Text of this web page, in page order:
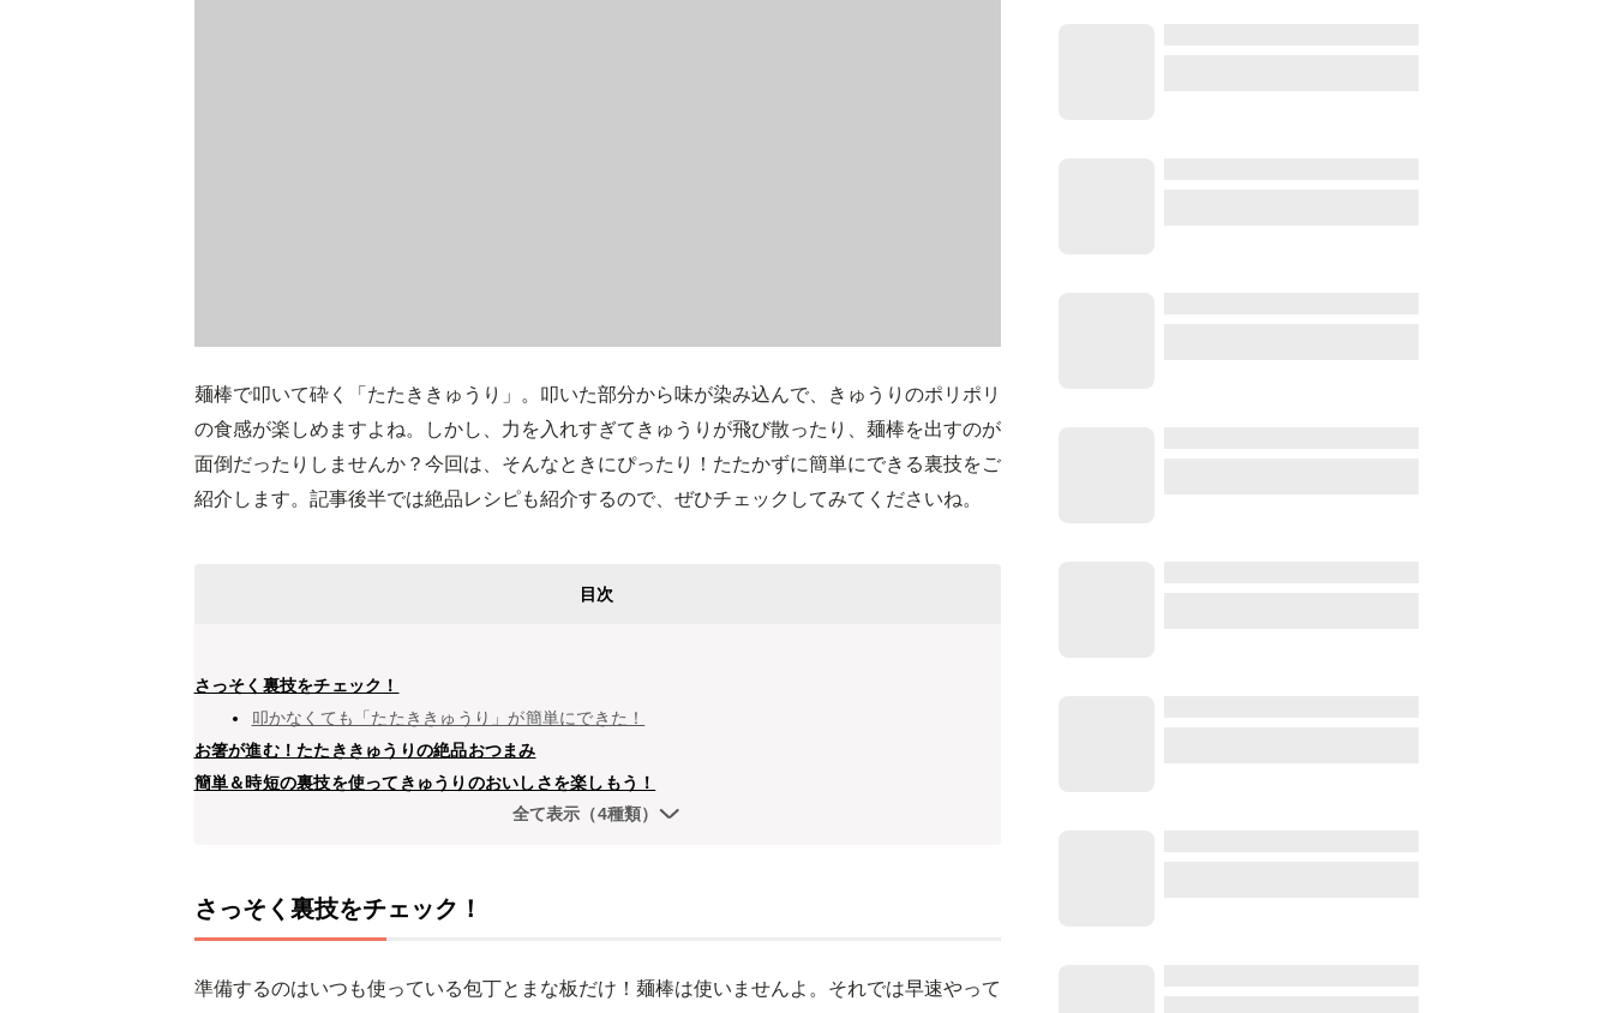
麺棒で叩いて砕く「たたききゅうり」。叩いた部分から味が染み込んで、きゅうりのポリポリ
の食感が楽しめますよね。しかし、力を入れすぎてきゅうりが飛び散ったり、麺棒を出すのが
面倒だったりしませんか？今回は、そんなときにぴったり！たたかずに簡単にできる裏技をご
紹介します。記事後半では絶品レシピも紹介するので、ぜひチェックしてみてくださいね。
目次
さっそく裏技をチェック！
叩かなくても「たたききゅうり」が簡単にできた！
お箸が進む！たたききゅうりの絶品おつまみ
簡単＆時短の裏技を使ってきゅうりのおいしさを楽しもう！
全て表示（4種類）
さっそく裏技をチェック！
準備するのはいつも使っている包丁とまな板だけ！麺棒は使いませんよ。それでは早速やって